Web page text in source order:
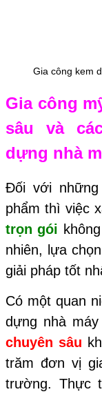
Gia công kem
Gia công
sâu và
dựng nhà
Đối với những
phẩm thì việc
trọn gói
nhiên, lựa
giải pháp tốt
Có một quan
dựng nhà
chuyên sâu
trăm đơn vị
trường. Thực